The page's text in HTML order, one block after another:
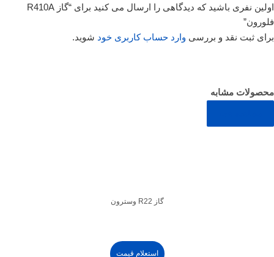
اولین نفری باشید که دیدگاهی را ارسال می کنید برای “گاز R410A
فلورون”
برای ثبت نقد و بررسی وارد حساب کاربری خود شوید.
محصولات مشابه
گاز R22 وسترون
استعلام قیمت